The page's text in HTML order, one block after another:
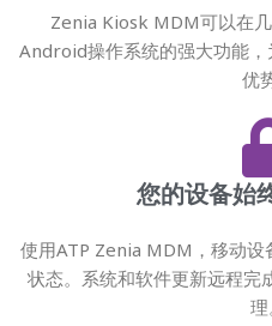
Zenia Kiosk MDM可以在
Android操作系统的强大功能
优
您的设备始
使用ATP Zenia MDM，移动
状态。系统和软件更新远程
理